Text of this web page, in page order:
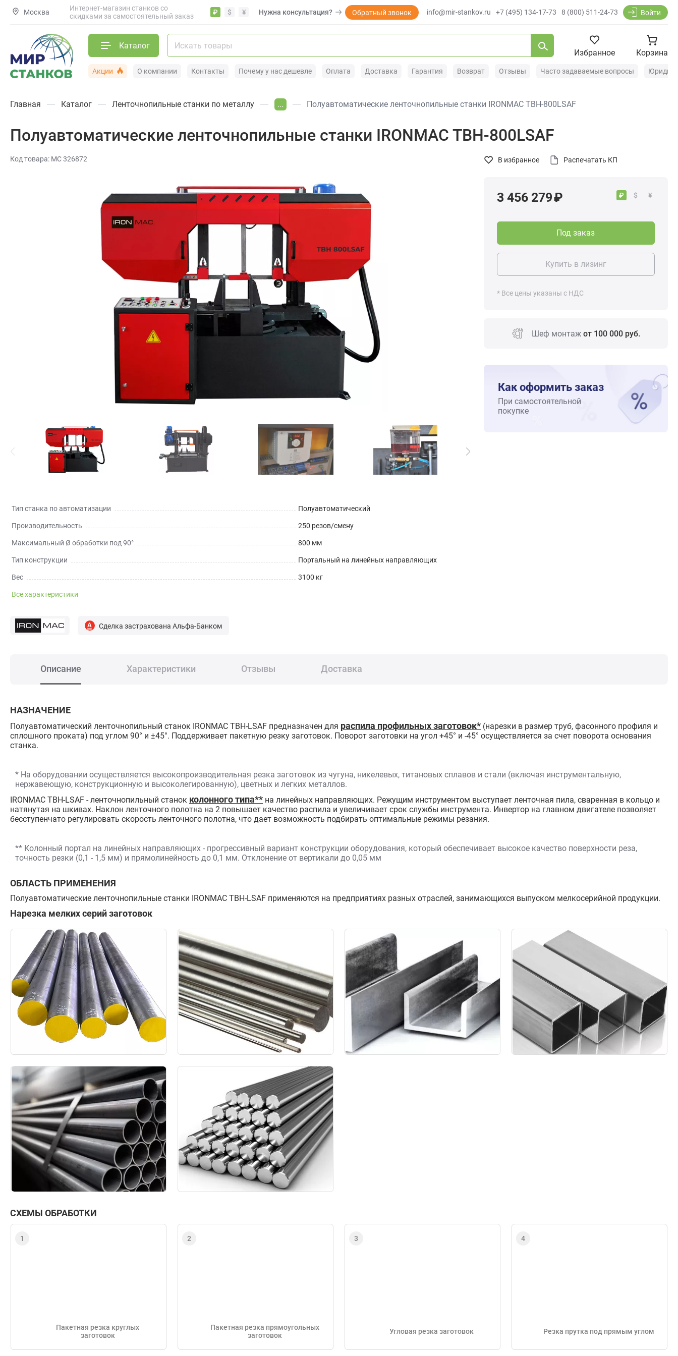
Москва
Интернет-магазин станков со
скидками за самостоятельный заказ
₽ $ ¥ Нужна консультация? Обратный звонок info@mir-stankov.ru +7 (495) 134-17-73 8 (800) 511-24-73 Войти
Каталог
Избранное Корзина
Акции О компании Контакты Почему у нас дешевле Оплата Доставка Гарантия Возврат Отзывы Часто задаваемые вопросы
Главная Каталог Ленточнопильные станки по металлу Полуавтоматические ленточнопильные станки IRONMAC TBH-800LSAF
...
Полуавтоматические ленточнопильные станки IRONMAC TBH-800LSAF
Код товара: МС 326872
Тип станка по автоматизации Полуавтоматический
Производительность 250 резов/смену
Максимальный Ø обработки под 90° 800 мм
Тип конструкции Портальный на линейных направляющих
Вес 3100 кг
Все характеристики
Сделка застрахована Альфа-Банком
Описание Характеристики Отзывы Доставка
НАЗНАЧЕНИЕ
Полуавтоматический ленточнопильный станок IRONMAC TBH-LSAF предназначен для распила профильных заготовок* (нарезки в размер труб, фасонного профиля и
сплошного проката) под углом 90° и ±45°. Поддерживает пакетную резку заготовок. Поворот заготовки на угол +45° и -45° осуществляется за счет поворота основания
станка.
* На оборудовании осуществляется высокопроизводительная резка заготовок из чугуна, никелевых, титановых сплавов и стали (включая инструментальную,
нержавеющую, конструкционную и высоколегированную), цветных и легких металлов.
IRONMAC TBH-LSAF - ленточнопильный станок колонного типа** на линейных направляющих. Режущим инструментом выступает ленточная пила, сваренная в кольцо и
натянутая на шкивах. Наклон ленточного полотна на 2 повышает качество распила и увеличивает срок службы инструмента. Инвертор на главном двигателе позволяет
бесступенчато регулировать скорость ленточного полотна, что дает возможность подбирать оптимальные режимы резания.
** Колонный портал на линейных направляющих - прогрессивный вариант конструкции оборудования, который обеспечивает высокое качество поверхности реза,
точность резки (0,1 - 1,5 мм) и прямолинейность до 0,1 мм. Отклонение от вертикали до 0,05 мм
ОБЛАСТЬ ПРИМЕНЕНИЯ
Полуавтоматические ленточнопильные станки IRONMAC TBH-LSAF применяются на предприятиях разных отраслей, занимающихся выпуском мелкосерийной продукции.
Нарезка мелких серий заготовок
СХЕМЫ ОБРАБОТКИ
Пакетная резка круглых
заготовок
Пакетная резка прямоугольных
заготовок
Угловая резка заготовок Резка прутка под прямым углом
В избранное Распечатать КП
₽ $ ¥
3 456 279 ₽
Под заказ
Купить в лизинг
* Все цены указаны с НДС
Шеф монтаж от 100 000 руб.
Как оформить заказ
При самостоятельной
покупке